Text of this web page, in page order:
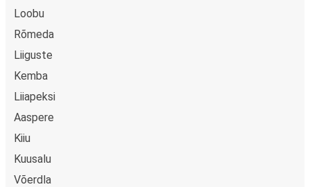
Loobu
Rõmeda
Liiguste
Kemba
Liiapeksi
Aaspere
Kiiu
Kuusalu
Võerdla